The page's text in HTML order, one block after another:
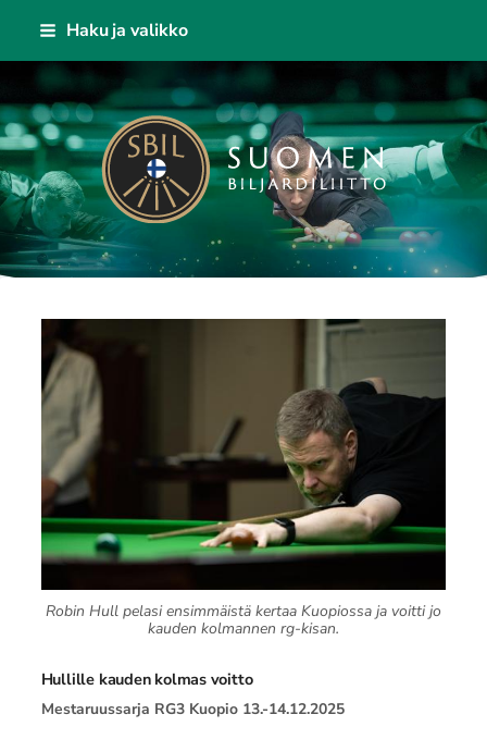
Siirry
sisältöön
Haku ja valikko
Suomen Biljardiliitto ry
Robin Hull pelasi ensimmäistä kertaa Kuopiossa ja voitti jo
kauden kolmannen rg-kisan.
Hullille kauden kolmas voitto
Mestaruussarja RG3 Kuopio 13.-14.12.2025